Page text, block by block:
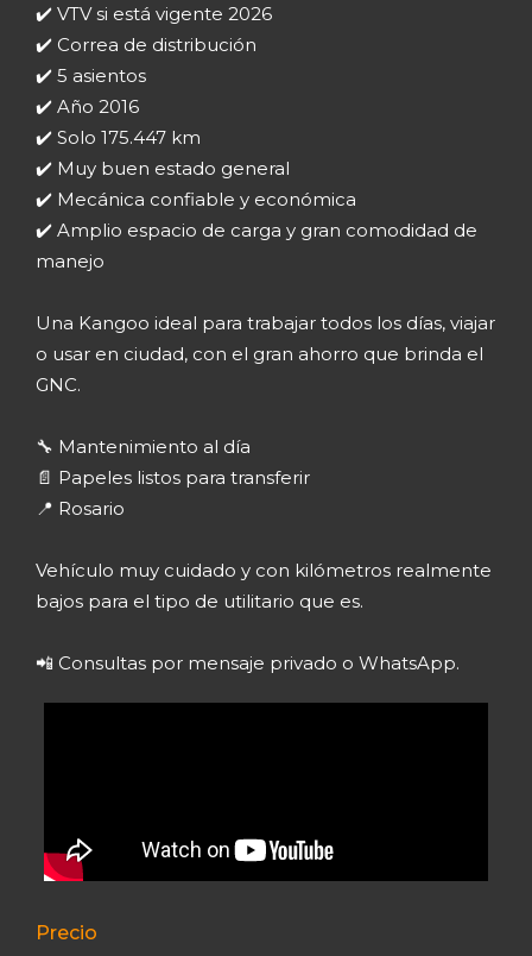
✔️ VTV si está vigente 2026
✔️ Correa de distribución
✔️ 5 asientos
✔️ Año 2016
✔️ Solo 175.447 km
✔️ Muy buen estado general
✔️ Mecánica confiable y económica
✔️ Amplio espacio de carga y gran comodidad de
manejo
Una Kangoo ideal para trabajar todos los días, viajar
o usar en ciudad, con el gran ahorro que brinda el
GNC.
🔧 Mantenimiento al día
📄 Papeles listos para transferir
📍 Rosario
Vehículo muy cuidado y con kilómetros realmente
bajos para el tipo de utilitario que es.
📲 Consultas por mensaje privado o WhatsApp.
Precio